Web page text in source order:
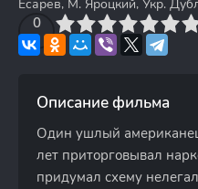
Есарев, М. Яроцкий, Укр.
0
4 6 7 8 9 10
Описание фильма
Один ушлый
лет приторговывал
придумал схему